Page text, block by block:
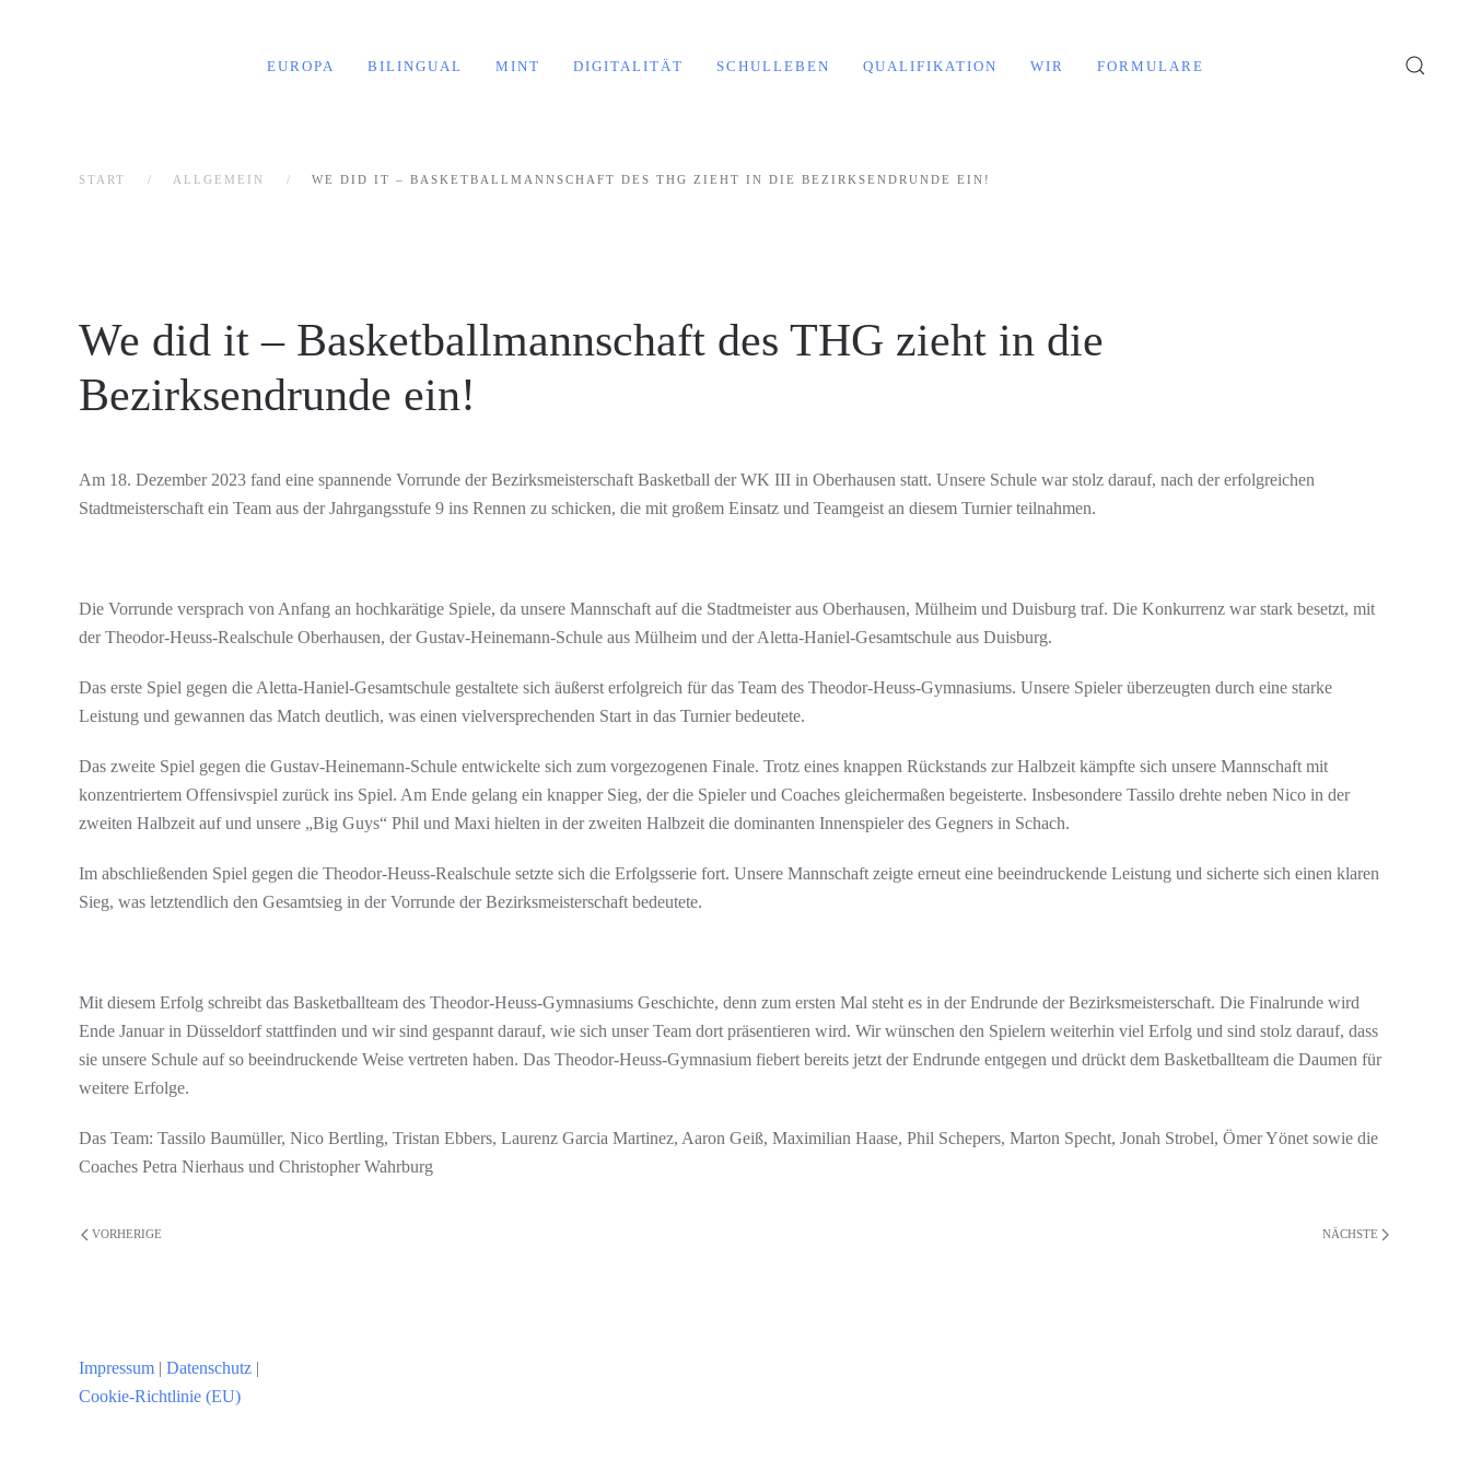
EUROPA BILINGUAL MINT DIGITALITÄT SCHULLEBEN QUALIFIKATION WIR FORMULARE
START ALLGEMEIN WE DID IT – BASKETBALLMANNSCHAFT DES THG ZIEHT IN DIE BEZIRKSENDRUNDE EIN!
We did it – Basketballmannschaft des THG zieht in die
Bezirksendrunde ein!
Am 18. Dezember 2023 fand eine spannende Vorrunde der Bezirksmeisterschaft Basketball der WK III in Oberhausen statt. Unsere Schule war stolz darauf, nach der erfolgreichen
Stadtmeisterschaft ein Team aus der Jahrgangsstufe 9 ins Rennen zu schicken, die mit großem Einsatz und Teamgeist an diesem Turnier teilnahmen.
Die Vorrunde versprach von Anfang an hochkarätige Spiele, da unsere Mannschaft auf die Stadtmeister aus Oberhausen, Mülheim und Duisburg traf. Die Konkurrenz war stark besetzt, mit
der Theodor-Heuss-Realschule Oberhausen, der Gustav-Heinemann-Schule aus Mülheim und der Aletta-Haniel-Gesamtschule aus Duisburg.
Das erste Spiel gegen die Aletta-Haniel-Gesamtschule gestaltete sich äußerst erfolgreich für das Team des Theodor-Heuss-Gymnasiums. Unsere Spieler überzeugten durch eine starke
Leistung und gewannen das Match deutlich, was einen vielversprechenden Start in das Turnier bedeutete.
Das zweite Spiel gegen die Gustav-Heinemann-Schule entwickelte sich zum vorgezogenen Finale. Trotz eines knappen Rückstands zur Halbzeit kämpfte sich unsere Mannschaft mit
konzentriertem Offensivspiel zurück ins Spiel. Am Ende gelang ein knapper Sieg, der die Spieler und Coaches gleichermaßen begeisterte. Insbesondere Tassilo drehte neben Nico in der
zweiten Halbzeit auf und unsere „Big Guys“ Phil und Maxi hielten in der zweiten Halbzeit die dominanten Innenspieler des Gegners in Schach.
Im abschließenden Spiel gegen die Theodor-Heuss-Realschule setzte sich die Erfolgsserie fort. Unsere Mannschaft zeigte erneut eine beeindruckende Leistung und sicherte sich einen klaren
Sieg, was letztendlich den Gesamtsieg in der Vorrunde der Bezirksmeisterschaft bedeutete.
Mit diesem Erfolg schreibt das Basketballteam des Theodor-Heuss-Gymnasiums Geschichte, denn zum ersten Mal steht es in der Endrunde der Bezirksmeisterschaft. Die Finalrunde wird
Ende Januar in Düsseldorf stattfinden und wir sind gespannt darauf, wie sich unser Team dort präsentieren wird. Wir wünschen den Spielern weiterhin viel Erfolg und sind stolz darauf, dass
sie unsere Schule auf so beeindruckende Weise vertreten haben. Das Theodor-Heuss-Gymnasium fiebert bereits jetzt der Endrunde entgegen und drückt dem Basketballteam die Daumen für
weitere Erfolge.
Das Team: Tassilo Baumüller, Nico Bertling, Tristan Ebbers, Laurenz Garcia Martinez, Aaron Geiß, Maximilian Haase, Phil Schepers, Marton Specht, Jonah Strobel, Ömer Yönet sowie die
Coaches Petra Nierhaus und Christopher Wahrburg
VORHERIGE NÄCHSTE
Impressum | Datenschutz |
Cookie-Richtlinie (EU)